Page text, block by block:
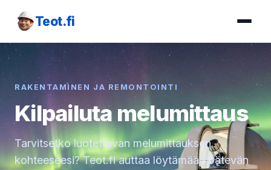
Teot.fi
RAKENTAMINEN JA REMONTOINTI
Kilpailuta melumittaus
Tarvitsetko luotettavan melumittauksen
kohteeseesi? Teot.fi auttaa löytämään pätevän